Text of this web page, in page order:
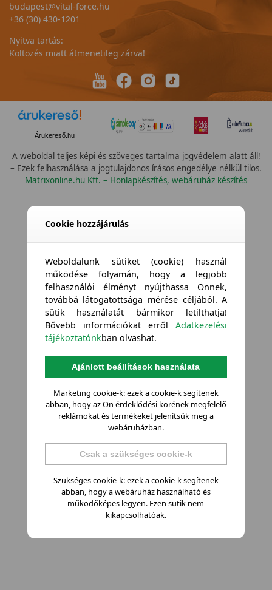
budapest@vital-force.hu
+36 (30) 430-1201
Nyitva tartás:
Költözés miatt átmenetileg zárva!
Árukereső.hu
A weboldal teljes képi és szöveges tartalma jogvédelem alatt áll!
– Ezek felhasználása a jogtulajdonos írásos engedélye nélkül tilos.
Matrixonline.hu Kft. – Honlapkészítés, webáruház készítés
Cookie hozzájárulás
Weboldalunk sütiket (cookie) használ
működése folyamán, hogy a legjobb
felhasználói élményt nyújthassa Önnek,
továbbá látogatottsága mérése céljából. A
sütik használatát bármikor letilthatja!
Bővebb információkat errőlAdatkezelési
tájékoztatónkban olvashat.
Ajánlott beállítások használata
Marketing cookie-k: ezek a cookie-k segítenek
abban, hogy az Ön érdeklődési körének megfelelő
reklámokat és termékeket jelenítsük meg a
webáruházban.
Csak a szükséges cookie-k
Szükséges cookie-k: ezek a cookie-k segítenek
abban, hogy a webáruház használható és
működőképes legyen. Ezen sütik nem
kikapcsolhatóak.